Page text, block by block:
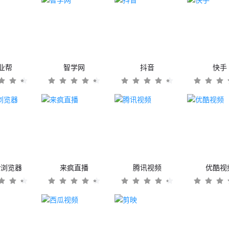
帮 智学网 抖音 快手
览器 来疯直播 腾讯视频 优酷视